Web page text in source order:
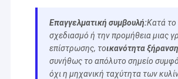
Επαγγελματική συμβουλή:Κατά το
σχεδιασμό ή την προμήθεια μιας
επίστρωσης, τοικανότητα
συνήθως το απόλυτο σημείο
όχι η μηχανική ταχύτητα των